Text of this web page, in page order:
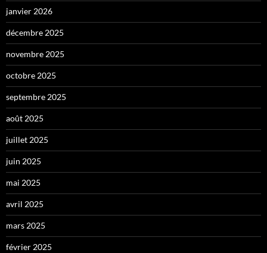
janvier 2026
décembre 2025
novembre 2025
octobre 2025
septembre 2025
août 2025
juillet 2025
juin 2025
mai 2025
avril 2025
mars 2025
février 2025